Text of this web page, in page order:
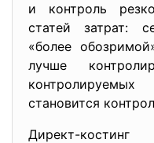
и контроль
статей затрат:
«более
лучше
становится
Директ-